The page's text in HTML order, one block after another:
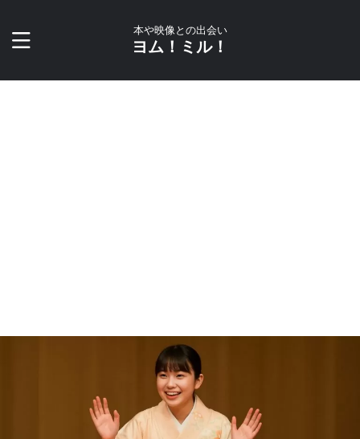
本や映像との出会い
ヨム！ミル！